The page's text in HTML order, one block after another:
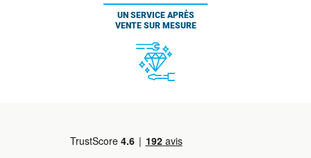
UN SERVICE APRÈS
VENTE SUR MESURE